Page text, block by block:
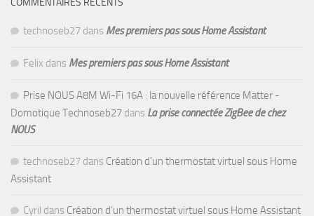
technoseb27 dans Mes premiers pas sous Home Assistant
Felix dans Mes premiers pas sous Home Assistant
Prise NOUS A8M Wi-Fi 16A : la nouvelle référence Matter -
Domotique Technoseb27 dans La prise connectée ZigBee de chez
NOUS
technoseb27 dans Création d’un thermostat virtuel sous Home
Assistant
Cyril dans Création d’un thermostat virtuel sous Home Assistant